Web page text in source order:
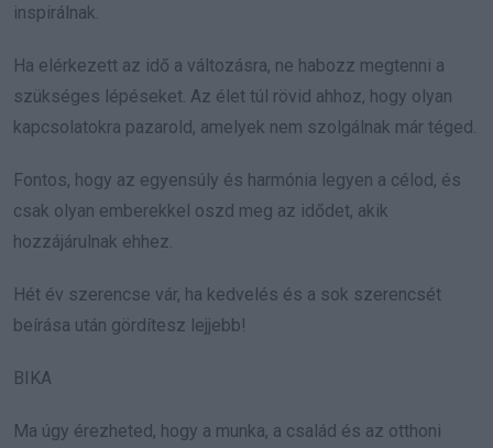
inspirálnak.
Ha elérkezett az idő a változásra, ne habozz megtenni a
szükséges lépéseket. Az élet túl rövid ahhoz, hogy olyan
kapcsolatokra pazarold, amelyek nem szolgálnak már téged.
Fontos, hogy az egyensúly és harmónia legyen a célod, és
csak olyan emberekkel oszd meg az idődet, akik
hozzájárulnak ehhez.
Hét év szerencse vár, ha kedvelés és a sok szerencsét
beírása után gördítesz lejjebb!
BIKA
Ma úgy érezheted, hogy a munka, a család és az otthoni